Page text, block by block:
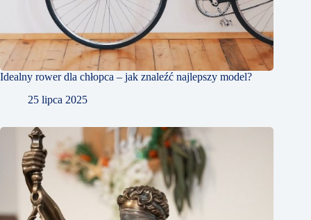
Idealny rower dla chłopca – jak znaleźć najlepszy model?
25 lipca 2025